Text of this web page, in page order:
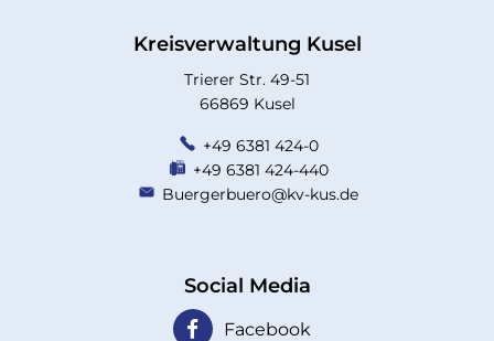
Kreisverwaltung Kusel
Trierer Str. 49-51
66869 Kusel
+49 6381 424-0
+49 6381 424-440
Buergerbuero@kv-kus.de
Social Media
Facebook